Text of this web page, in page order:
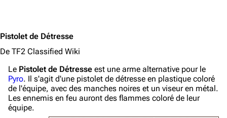
Pistolet de Détresse
De TF2 Classified Wiki
Le Pistolet de Détresse est une arme alternative pour le
Pyro. Il s'agit d'une pistolet de détresse en plastique coloré
de l'équipe, avec des manches noires et un viseur en métal.
Les ennemis en feu auront des flammes coloré de leur
équipe.